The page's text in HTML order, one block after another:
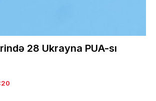
28 Ukrayna PUA-sı